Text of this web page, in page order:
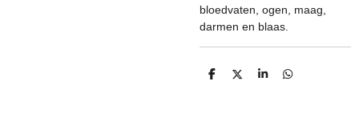
bloedvaten, ogen, maag,
darmen en blaas.
D
D
S
D